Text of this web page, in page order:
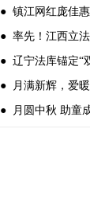
● 辽宁法库锚定“
● 月圆中秋 助童